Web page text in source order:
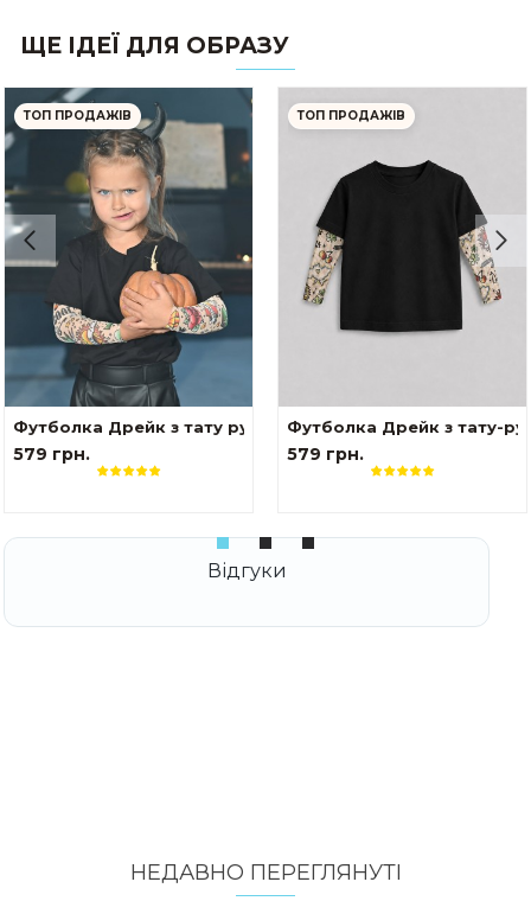
ЩЕ ІДЕЇ ДЛЯ ОБРАЗУ
Українські мотиви
ТОП ПРОДАЖІВ
Футболка Дрейк з тату рукавами tattoo style
579 грн.
ТОП ПРОДАЖІВ
Футболка Дрейк з тату-
579 грн.
НЕДАВНО ПЕРЕГЛЯНУТI